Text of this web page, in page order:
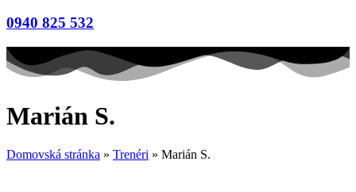
0940 825 532
Marián S.
Domovská stránka » Trenéri » Marián S.